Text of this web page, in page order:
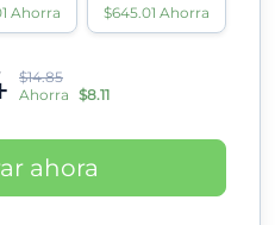
Ahorra $645.01 Ahorra
$14.85
Ahorra $8.11
ahora